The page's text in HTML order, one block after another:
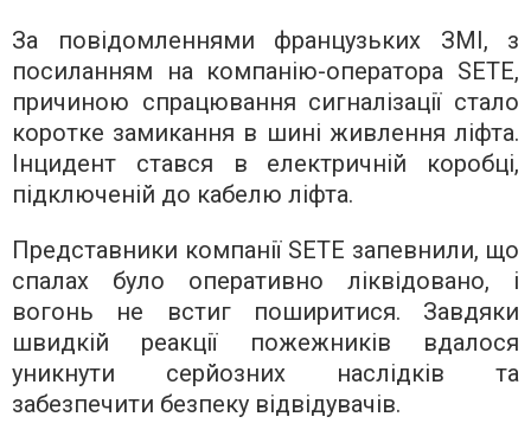
За повідомленнями французьких ЗМІ, з
посиланням на компанію-оператора SETE,
причиною спрацювання сигналізації стало
коротке замикання в шині живлення ліфта.
Інцидент стався в електричній коробці,
підключеній до кабелю ліфта.
Представники компанії SETE запевнили, що
спалах було оперативно ліквідовано, і
вогонь не встиг поширитися. Завдяки
швидкій реакції пожежників вдалося
уникнути серйозних наслідків та
забезпечити безпеку відвідувачів.